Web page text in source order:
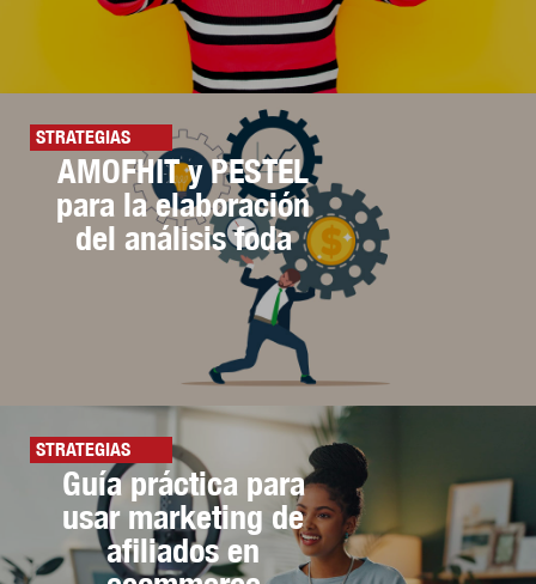
STRATEGIAS
AMOFHIT y PESTEL
para la elaboración
del análisis foda
STRATEGIAS
Guía práctica para
usar marketing de
afiliados en